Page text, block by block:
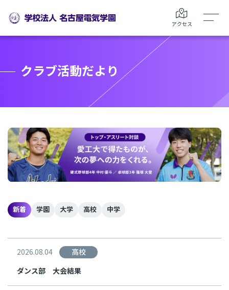
アクセス
クラブ活動だより
新着 学園 大学 高校 中学
2026.08.04
高校
ダンス部 大会結果